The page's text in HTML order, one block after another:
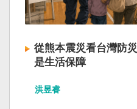
從熊本震災看台灣防
是生活保障
洪昱睿